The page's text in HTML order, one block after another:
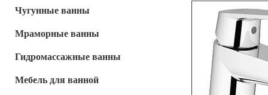
Чугунные ванны
Мраморные ванны
Гидромассажные ванны
Мебель для ванной